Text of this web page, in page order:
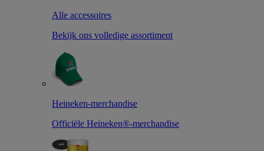
Alle accessoires
Bekijk ons volledige assortiment
Heineken-merchandise
Officiële Heineken®-merchandise